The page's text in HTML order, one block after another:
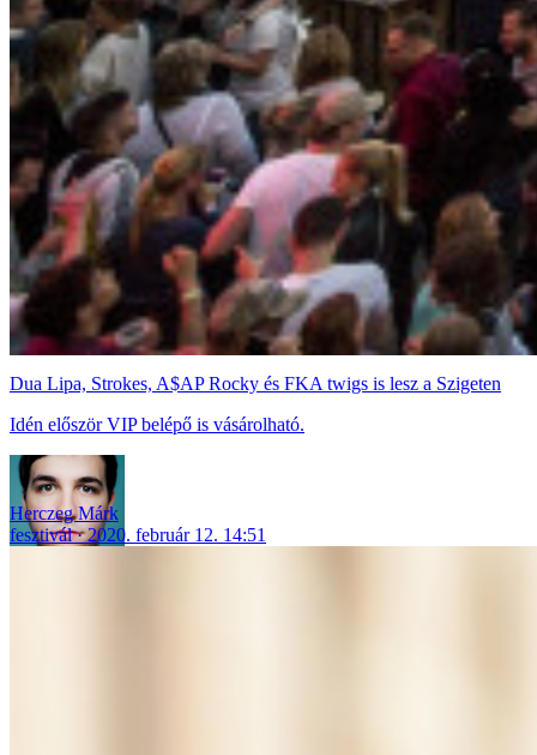
Dua Lipa, Strokes, A$AP Rocky és FKA twigs is lesz a Szigeten
Idén először VIP belépő is vásárolható.
Herczeg Márk
fesztivál
2020. február 12. 14:51